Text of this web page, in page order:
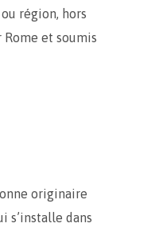
région, hors
Rome et soumis
originaire
s’installe dans